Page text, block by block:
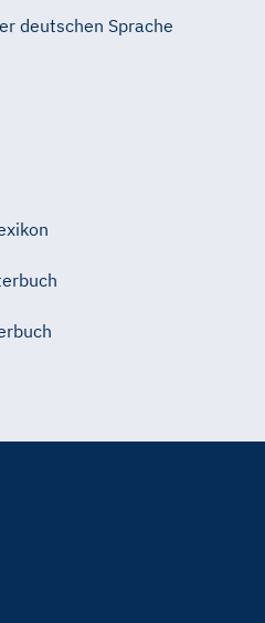
deutschen Sprache